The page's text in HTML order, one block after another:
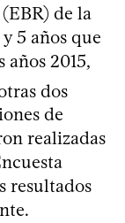
de la
5 años que
2015,
dos
de
realizadas
resultados